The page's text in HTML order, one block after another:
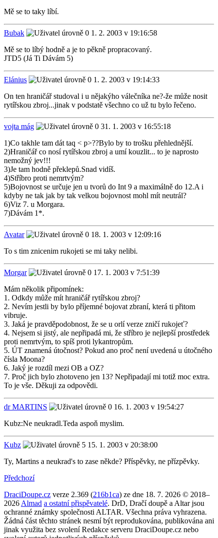
Mě se to taky líbí.
Bubak
1. 2. 2003 v 19:16:58
Mě se to líbý hodně a je to pěkně propracovaný.
JTD5 (Já Ti Dávám 5)
Elánius
1. 2. 2003 v 19:14:33
On ten hraničář studoval i u nějakýho válečníka ne?-že může nosit
rytířskou zbroj...jinak v podstatě všechno co už tu bylo řečeno.
vojta mág
31. 1. 2003 v 16:55:18
1)Co takhle tam dát taq < p>??Bylo by to trošku přehlednější.
2)Hraničář co nosí rytířskou zbroj a umí kouzlit... to je naprosto
nemožný jev!!!
3)Je tam hodně překlepů.Snad vidíš.
4)Stříbro proti nemrtvým?
5)Bojovnost se určuje jen u tvorů do Int 9 a maximálně do 12.A i
kdyby ne tak jak by tak velkou bojovnost mohl mít neutrál?
6)Viz 7. u Morgara.
7)Dávám 1*.
Avatar
18. 1. 2003 v 12:09:16
To s tim znicenim rukojeti se mi taky nelibi.
Morgar
17. 1. 2003 v 7:51:39
Mám několik připomínek:
1. Odkdy může mít hraničář rytířskou zbroj?
2. Nevím jestli by bylo příjemné bojovat zbraní, která ti přitom
vibruje.
3. Jaká je pravděpodobnost, že se u orlí verze zničí rukojeť?
4. Nejsem si jistý, ale nepřipadá mi, že stříbro je nejlepší prostředek
proti nemrtvým, to spíš proti lykantropům.
5. ÚT znamená útočnost? Pokud ano proč není uvedená u útočného
čísla Moona?
6. Jaký je rozdíl mezi OB a OZ?
7. Proč jich bylo zhotoveno jen 13? Nepřipadají mi totiž moc extra.
To je vše. Děkuji za odpovědi.
dr MARTINS
16. 1. 2003 v 19:54:27
Kubz:Ne neukradl.Teda aspoň myslim.
Kubz
15. 1. 2003 v 20:38:00
Ty, Martins a neukrad's to zase někde? Příspěvky, ne přízpěvky.
Předchozí
DraciDoupe.cz verze 2.369 (216b1ca) ze dne 18. 7. 2026 © 2018–
2026 Almad a ostatní přispěvatelé. DrD, Dračí doupě a Altar jsou
ochranné známky společnosti ALTAR. Všechna práva vyhrazena.
Žádná část těchto stránek nesmí být reprodukována, publikována ani
jinak využita bez svolení Redakce serveru DraciDoupe.cz nebo